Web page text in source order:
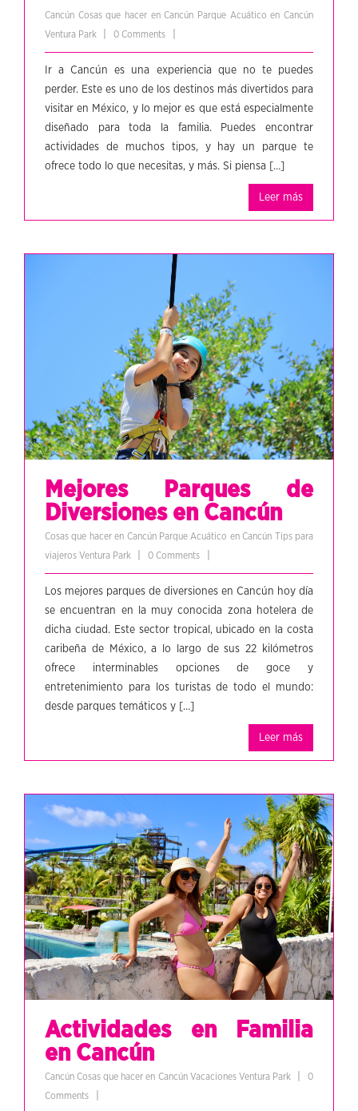
Cancún Cosas que hacer en Cancún Parque Acuático en Cancún
Ventura Park
0 Comments
Ir a Cancún es una experiencia que no te puedes
perder. Este es uno de los destinos más divertidos para
visitar en México, y lo mejor es que está especialmente
diseñado para toda la familia. Puedes encontrar
actividades de muchos tipos, y hay un parque te
ofrece todo lo que necesitas, y más. Si piensa […]
Leer más
Mejores Parques de
Diversiones en Cancún
Cosas que hacer en Cancún Parque Acuático en Cancún Tips para
viajeros Ventura Park 0 Comments
Los mejores parques de diversiones en Cancún hoy día
se encuentran en la muy conocida zona hotelera de
dicha ciudad. Este sector tropical, ubicado en la costa
caribeña de México, a lo largo de sus 22 kilómetros
ofrece interminables opciones de goce y
entretenimiento para los turistas de todo el mundo:
desde parques temáticos y […]
Leer más
Actividades en Familia
en Cancún
CancúnCosas que hacer en Cancún Vacaciones Ventura Park
0
Comments